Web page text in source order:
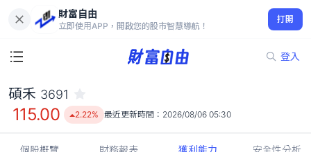
財富自由
立即使用APP，開啟您的股市智慧導航！
打開
登入
115.00
2.22%
碩禾 3691
115.00 2.22% 最近更新時間： 2026/08/06 05:30
個股概覽 財務報表 獲利能力 安全性分析